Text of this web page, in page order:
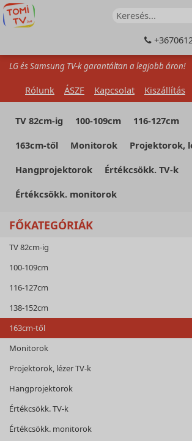
LG és Samsung TV-k garantáltan a legjobb áron!
Rólunk ÁSZF Kapcsolat Kiszállítás
TV 82cm-ig 100-109cm 116-127cm
163cm-től
Monitorok
Projektorok,
Hangprojektorok
Értékcsökk. TV-k
Értékcsökk. monitorok
FŐKATEGÓRIÁK
TV 82cm-ig
100-109cm
116-127cm
138-152cm
163cm-től
Monitorok
Projektorok, lézer TV-k
Hangprojektorok
Értékcsökk. TV-k
Értékcsökk. monitorok